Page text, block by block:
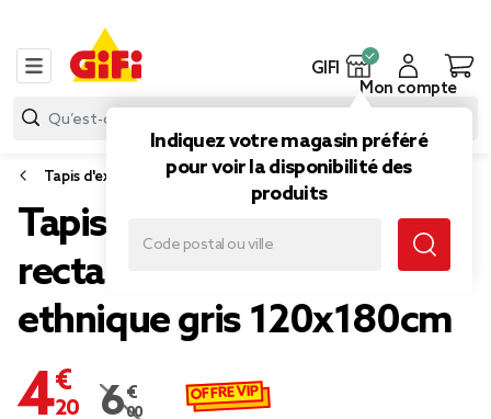
GIFI
Indiquez votre magasin préféré
pour voir la disponibilité des
produits
Mon compte
Tapis d'extérieur
Tapis de jardin
rectangulaire India design
ethnique gris 120x180cm
4,20 €
Prix remisé de 6,00 € à 4,20 €
6,00 € OFFRE VIP